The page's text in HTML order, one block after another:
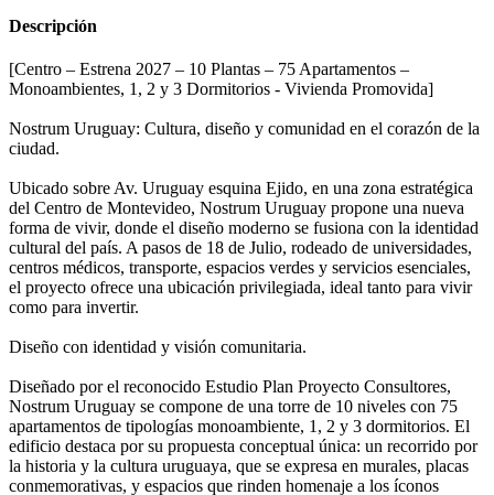
Descripción
[Centro – Estrena 2027 – 10 Plantas – 75 Apartamentos –
Monoambientes, 1, 2 y 3 Dormitorios - Vivienda Promovida]
Nostrum Uruguay: Cultura, diseño y comunidad en el corazón de la
ciudad.
Ubicado sobre Av. Uruguay esquina Ejido, en una zona estratégica
del Centro de Montevideo, Nostrum Uruguay propone una nueva
forma de vivir, donde el diseño moderno se fusiona con la identidad
cultural del país. A pasos de 18 de Julio, rodeado de universidades,
centros médicos, transporte, espacios verdes y servicios esenciales,
el proyecto ofrece una ubicación privilegiada, ideal tanto para vivir
como para invertir.
Diseño con identidad y visión comunitaria.
Diseñado por el reconocido Estudio Plan Proyecto Consultores,
Nostrum Uruguay se compone de una torre de 10 niveles con 75
apartamentos de tipologías monoambiente, 1, 2 y 3 dormitorios. El
edificio destaca por su propuesta conceptual única: un recorrido por
la historia y la cultura uruguaya, que se expresa en murales, placas
conmemorativas, y espacios que rinden homenaje a los íconos